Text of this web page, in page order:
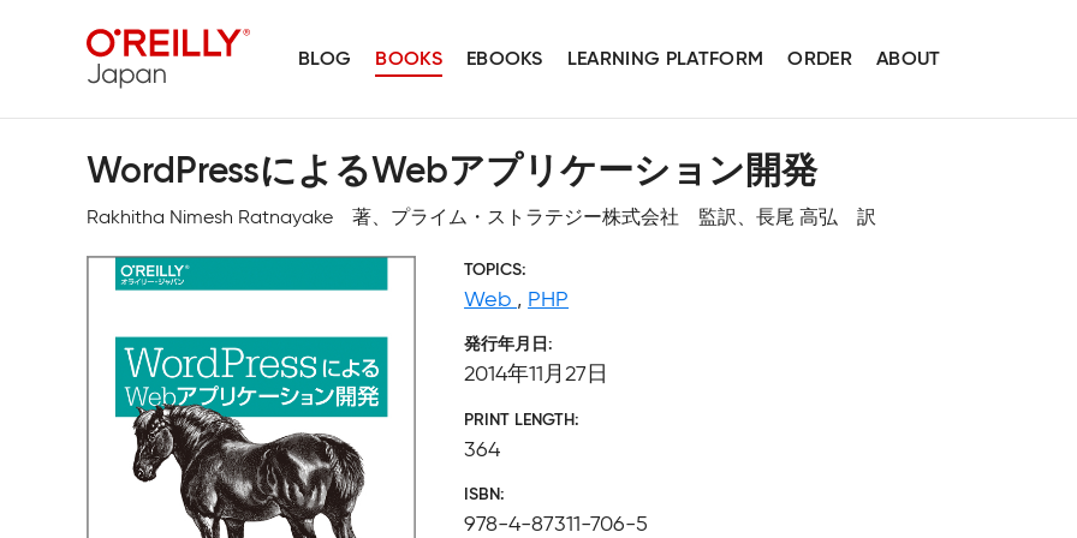
BLOG BOOKS EBOOKS LEARNING PLATFORM ORDER ABOUT
WordPressによるWebアプリケーション開発
Rakhitha Nimesh Ratnayake 著、プライム・ストラテジー株式会社 監訳、長尾 高弘 訳
TOPICS
Web , PHP
発行年月日
2014年11月27日
PRINT LENGTH
364
ISBN
978-4-87311-706-5